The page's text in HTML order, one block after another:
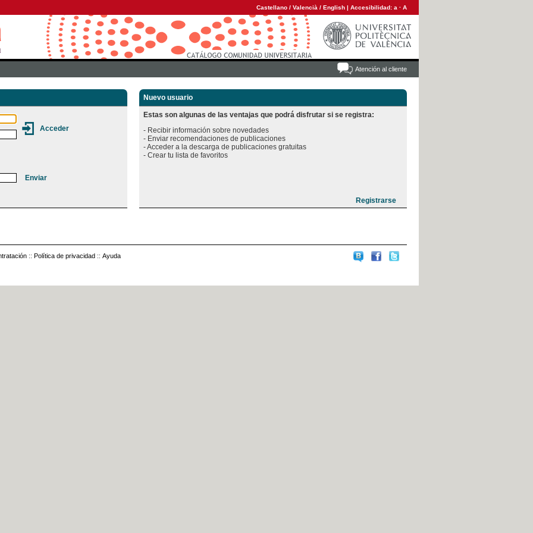
Castellano / Valencià / English | Accesibilidad: a · A
Atención al cliente
Nuevo usuario
Estas son algunas de las ventajas que podrá disfrutar si se registra:
- Recibir información sobre novedades
- Enviar recomendaciones de publicaciones
- Acceder a la descarga de publicaciones gratuitas
:: Política de privacidad :: Ayuda